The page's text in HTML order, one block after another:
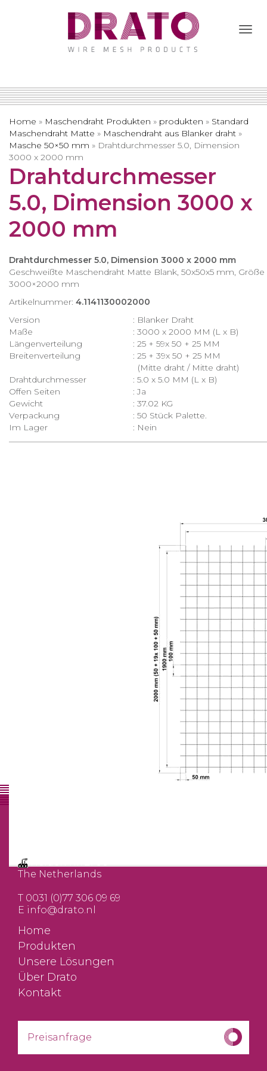
Home » Maschendraht Produkten » produkten » Standard
Maschendraht Matte » Maschendraht aus Blanker draht »
Masche 50×50 mm » Drahtdurchmesser 5.0, Dimension
3000 x 2000 mm
Drahtdurchmesser
5.0, Dimension 3000 x
2000 mm
Drahtdurchmesser 5.0, Dimension 3000 x 2000 mm
Geschweißte Maschendraht Matte Blank, 50x50x5 mm, Größe
3000×2000 mm
Artikelnummer: 4.1141130002000
Version
: Blanker Draht
Maße
: 3000 x 2000 MM (L x B)
Längenverteilung
: 25 + 59x 50 + 25 MM
Breitenverteilung
: 25 + 39x 50 + 25 MM
(Mitte draht / Mitte draht)
Drahtdurchmesser
: 5.0 x 5.0 MM (L x B)
Offen Seiten
: Ja
Gewicht
: 37.02 KG
Verpackung
: 50 Stück Palette.
Im Lager
: Nein
Einen professionellen partner
Schnelles und flexibles handeln
The Netherlands
T 0031 (0)77 306 09 69
E info@drato.nl
Home
Produkten
Unsere Lösungen
Über Drato
Kontakt
Preisanfrage